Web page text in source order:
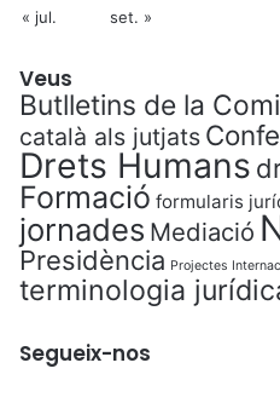
« jul.
set. »
Veus
Butlletins de la
català als jutjats
Drets Humans
Formació formularis
jornades Mediació
Presidència Projectes
terminologia
Segueix-nos